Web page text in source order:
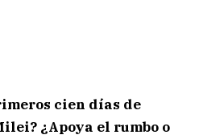
cien días de
¿Apoya el rumbo o